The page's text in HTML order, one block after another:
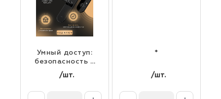
Умный доступ:
безопасность и
комфорт в
одном решении
/шт.
*
/шт.